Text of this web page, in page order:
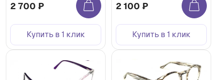
2 700 ₽
Купить в 1 клик
2 100 ₽
Купить в 1 клик